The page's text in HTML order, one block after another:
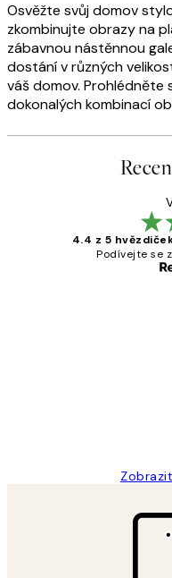
Osvěžte svůj domov
zkombinujte obrazy na
zábavnou nástěnnou
dostání v různých
váš domov. Prohlédněte
dokonalých kombinací
4.4 z 5
Podívejte se